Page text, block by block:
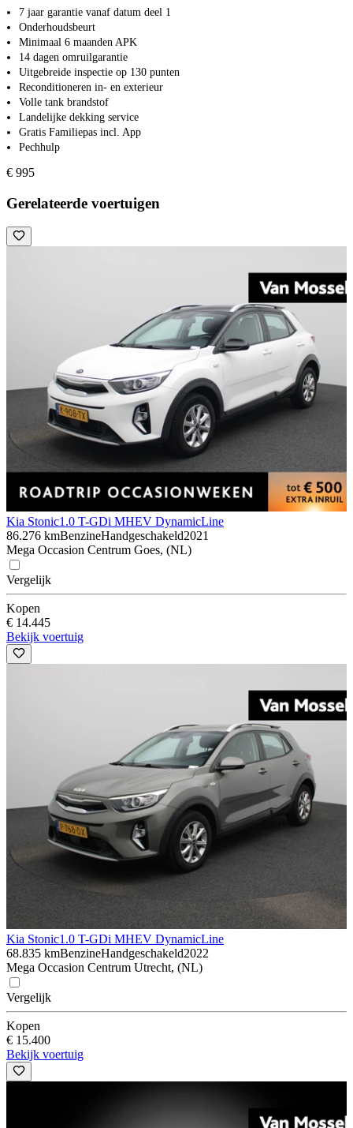
7 jaar garantie vanaf datum deel 1
Onderhoudsbeurt
Minimaal 6 maanden APK
14 dagen omruilgarantie
Uitgebreide inspectie op 130 punten
Reconditioneren in- en exterieur
Volle tank brandstof
Landelijke dekking service
Gratis Familiepas incl. App
Pechhulp
€ 995
Gerelateerde voertuigen
Kia Stonic1.0 T-GDi MHEV DynamicLine
86.276 kmBenzineHandgeschakeld2021
Mega Occasion Centrum Goes, (NL)
Vergelijk
Kopen
€ 14.445
Bekijk voertuig
Kia Stonic1.0 T-GDi MHEV DynamicLine
68.835 kmBenzineHandgeschakeld2022
Mega Occasion Centrum Utrecht, (NL)
Vergelijk
Kopen
€ 15.400
Bekijk voertuig